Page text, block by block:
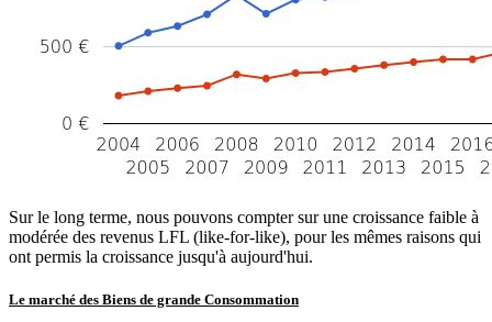
Sur le long terme, nous pouvons compter sur une croissance faible à
modérée des revenus LFL (like-for-like), pour les mêmes raisons qui
ont permis la croissance jusqu'à aujourd'hui.
Le marché des Biens de grande Consommation